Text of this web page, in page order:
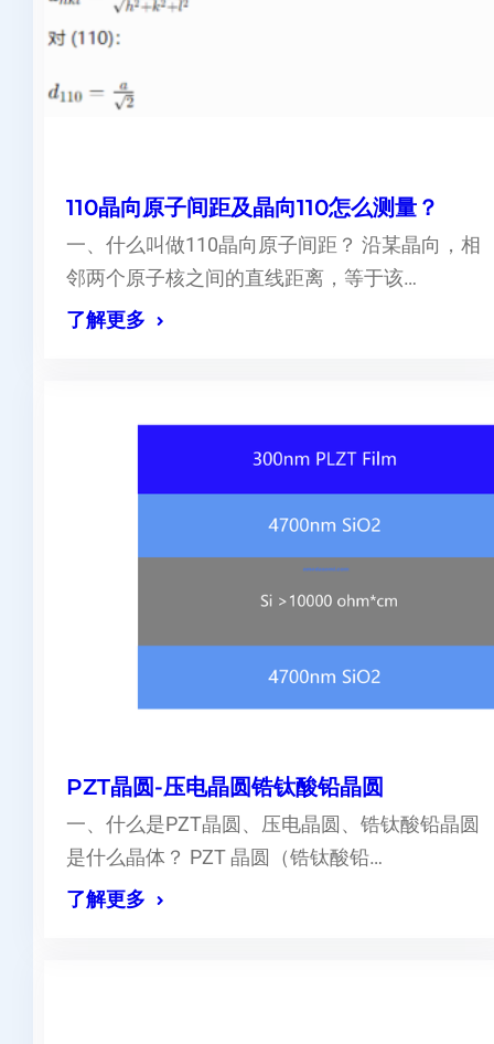
110晶向原子间距及晶向110怎么测量？
一、什么叫做110晶向原子间距？ 沿某晶向，相
邻两个原子核之间的直线距离，等于该…
了解更多
PZT晶圆-压电晶圆锆钛酸铅晶圆
一、什么是PZT晶圆、压电晶圆、锆钛酸铅晶圆
是什么晶体？ PZT 晶圆（锆钛酸铅…
了解更多